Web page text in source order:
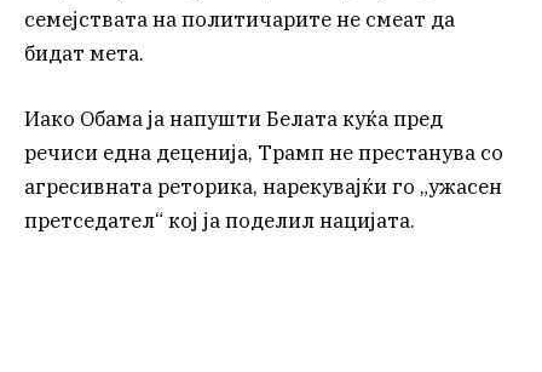
семејствата на политичарите не смеат да
бидат мета.
Иако Обама ја напушти Белата куќа пред
речиси една деценија, Трамп не престанува со
агресивната реторика, нарекувајќи го „ужасен
претседател“ кој ја поделил нацијата.